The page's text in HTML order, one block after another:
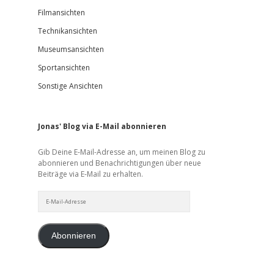
Filmansichten
Technikansichten
Museumsansichten
Sportansichten
Sonstige Ansichten
Jonas' Blog via E-Mail abonnieren
Gib Deine E-Mail-Adresse an, um meinen Blog zu
abonnieren und Benachrichtigungen über neue
Beiträge via E-Mail zu erhalten.
Mail-
Abonnieren